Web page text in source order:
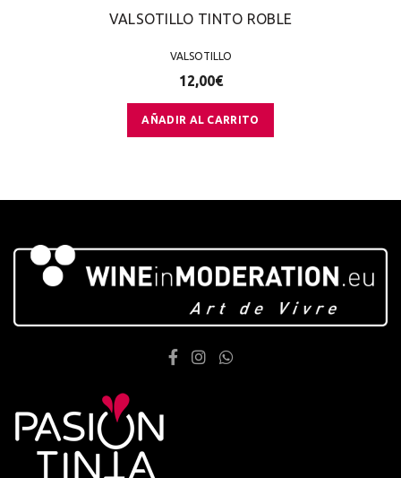
VALSOTILLO TINTO ROBLE
VALSOTILLO
12,00€
AÑADIR AL CARRITO